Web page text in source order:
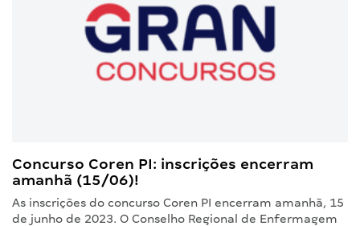
Concurso Coren PI: inscrições encerram
amanhã (15/06)!
As inscrições do concurso Coren PI encerram amanhã, 15
de junho de 2023. O Conselho Regional de Enfermagem